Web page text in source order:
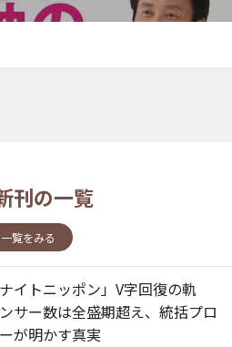
刊の一覧
一覧をみる
ナイトニッポン」V字回復の軌
サー数は全盛期超え、統括プロ
が明かす真実